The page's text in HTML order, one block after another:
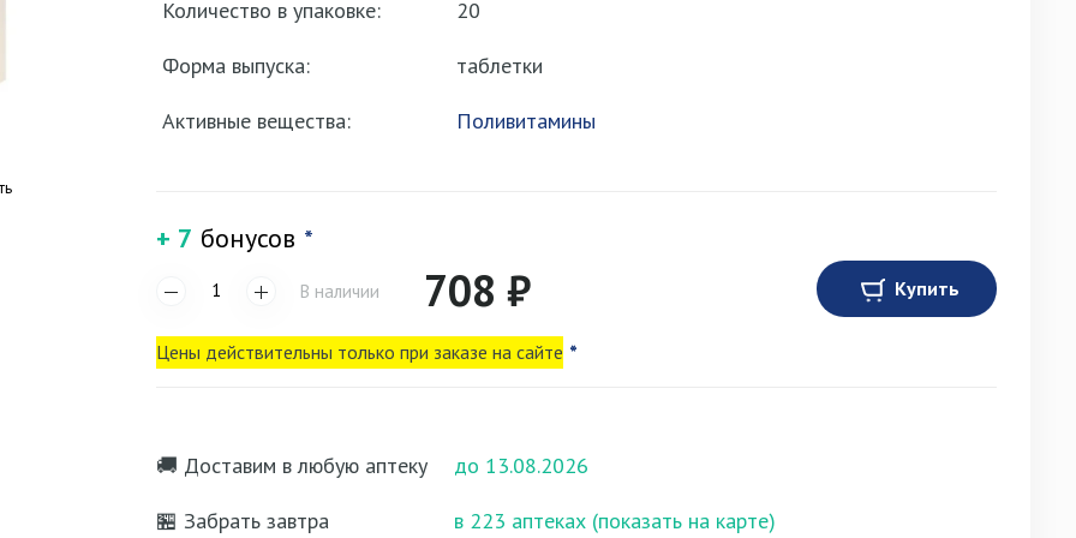
Количество в упаковке:
20
Форма выпуска:
таблетки
Активные вещества:
Поливитамины
+ 7 бонусов *
В наличии 708 ₽ Купить
Цены действительны только при заказе на сайте *
🚚 Доставим в любую аптеку
до 13.08.2026
🏪 Забрать завтра
в 223 аптеках (показать на карте)